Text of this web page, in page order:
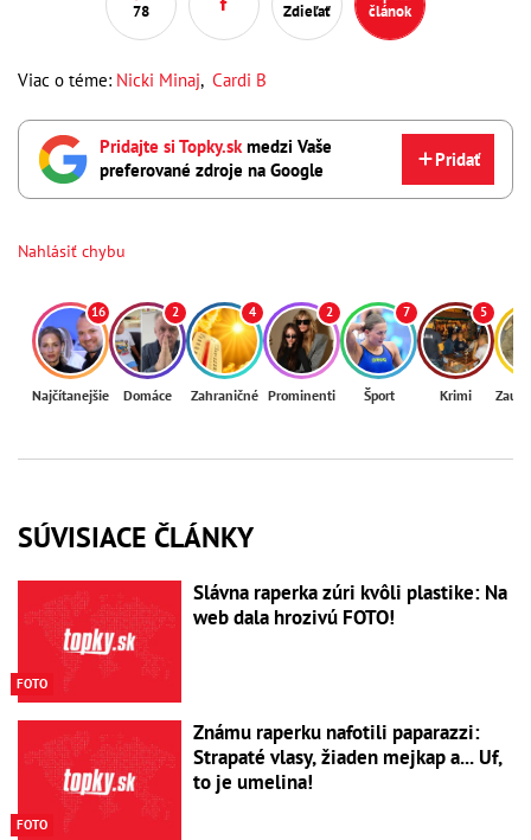
78 Zdieľať
článok
Viac o téme: Nicki Minaj, Cardi B
Pridajte si Topky.skmedzi Vaše
preferované zdroje na Google
Pridať
Nahlásiť chybu
16
Najčítanejšie
2
Domáce
4
Zahraničné
2
Prominenti
7
Šport
5
Krimi
SÚVISIACE ČLÁNKY
FOTO
Slávna raperka zúri kvôli plastike: Na
web dala hrozivú FOTO!
FOTO
Známu raperku nafotili paparazzi:
Strapaté vlasy, žiaden mejkap a... Uf,
to je umelina!